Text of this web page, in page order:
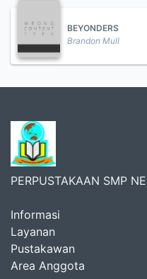
BEYONDERS
Brandon Mull
PERPUSTAKAAN SMP
Informasi
Layanan
Pustakawan
Area Anggota